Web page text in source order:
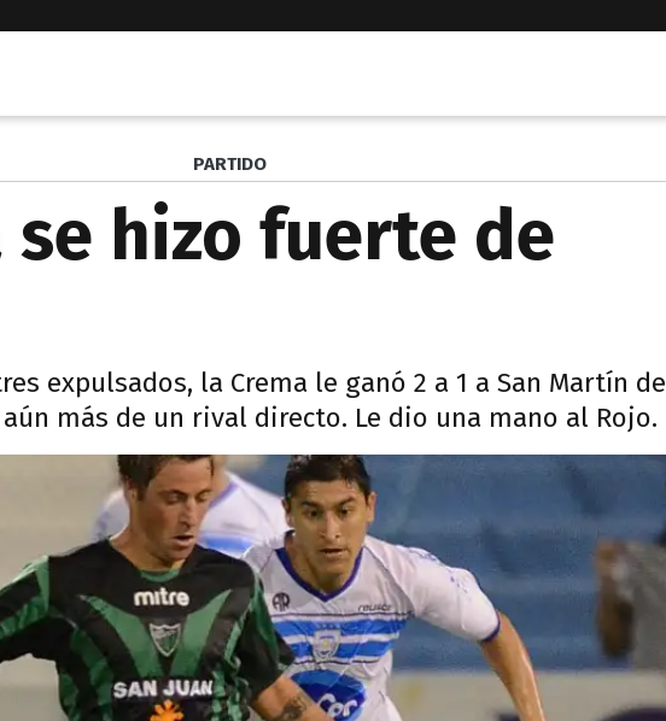
PARTIDO
se hizo fuerte de
expulsados, la Crema le ganó 2 a 1 a San Martín de
más de un rival directo. Le dio una mano al Rojo.